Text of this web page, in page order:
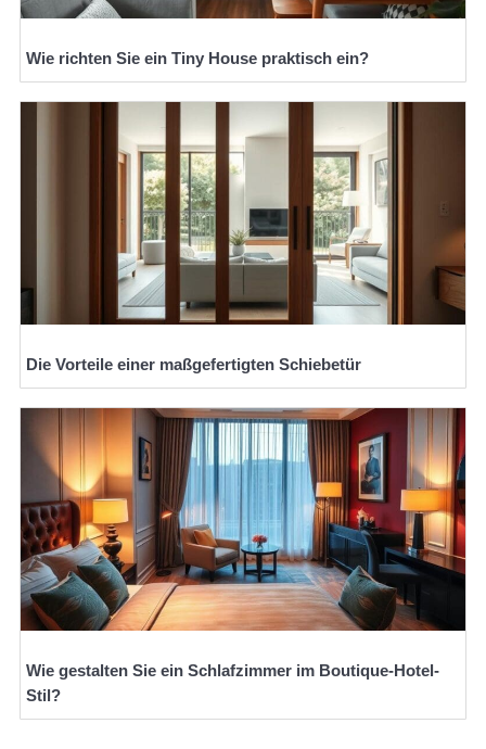
Wie richten Sie ein Tiny House praktisch ein?
Die Vorteile einer maßgefertigten Schiebetür
Wie gestalten Sie ein Schlafzimmer im Boutique-Hotel-
Stil?